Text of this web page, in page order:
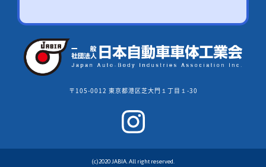
〒105-0012 東京都港区芝大門１丁目１-30
(c)2020 JABIA. All right reserved.